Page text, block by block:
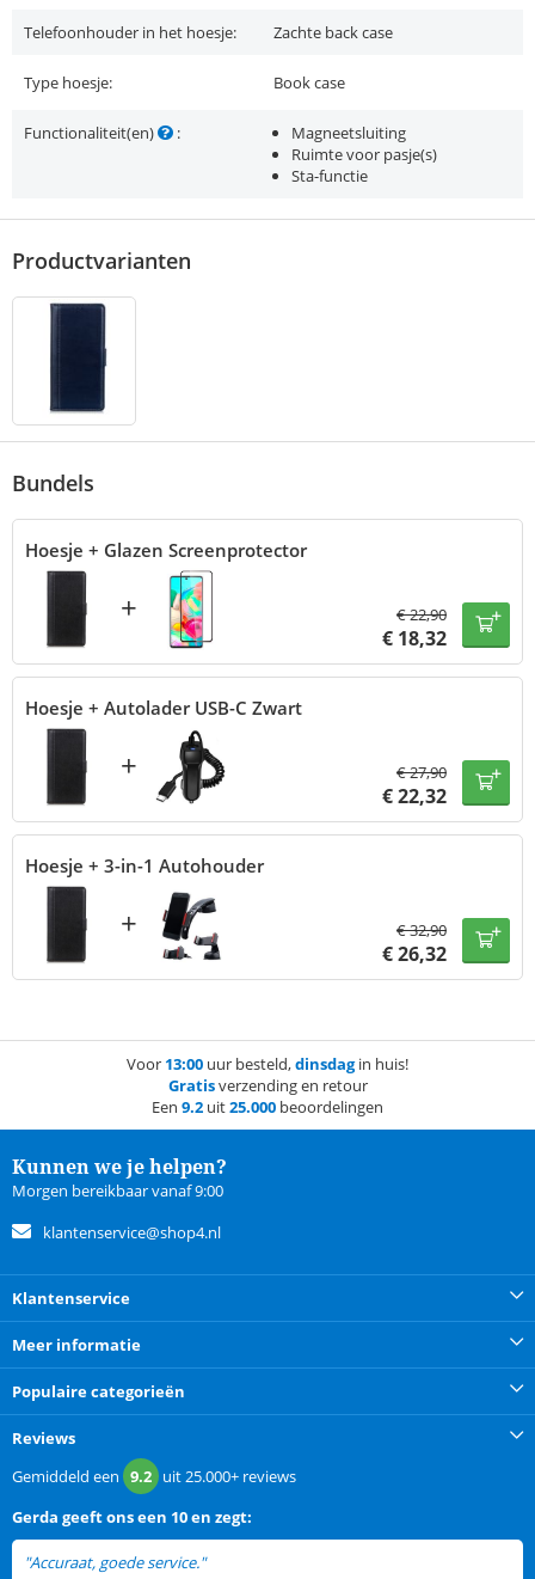
Telefoonhouder in het hoesje: Zachte back case
Type hoesje: Book case
Functionaliteit(en) :
Magneetsluiting
Ruimte voor pasje(s)
Sta-functie
Productvarianten
Bundels
Hoesje + Glazen Screenprotector
+ €22,90
€ 18,32
Hoesje + Autolader USB-C Zwart
+ €27,90
€22,32
Hoesje + 3-in-1 Autohouder
+ €32,90
€26,32
Voor 13:00 uur besteld,dinsdagin huis!
Gratisverzending en retour
Een 9.2 uit25.000 beoordelingen
Kunnen we je helpen?
Morgen bereikbaar vanaf 9:00
klantenservice@shop4.nl
Klantenservice
Meer informatie
Populaire categorieën
Reviews
Gemiddeld een 9.2 uit25.000+ reviews
Gerda geeft ons een 10 en zegt:
"Accuraat, goede service."